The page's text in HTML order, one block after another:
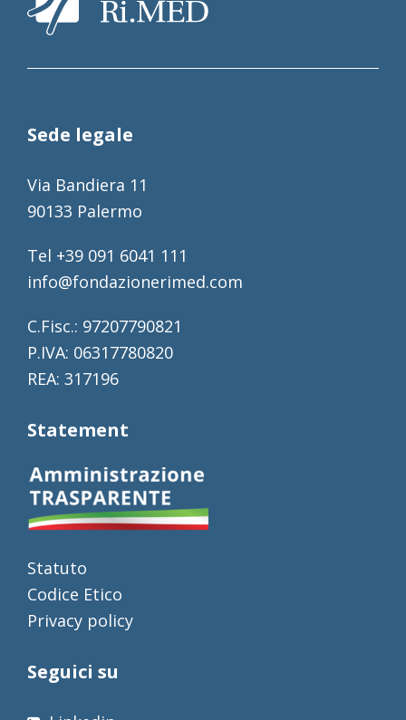
Sede legale
Via Bandiera 11
90133 Palermo
Tel +39 091 6041 111
info@fondazionerimed.com
C.Fisc.: 97207790821
P.IVA: 06317780820
REA: 317196
Statement
Statuto
Codice Etico
Privacy policy
Seguici su